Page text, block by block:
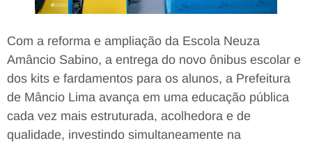
Com a reforma e ampliação da Escola Neuza
Amâncio Sabino, a entrega do novo ônibus escolar e
dos kits e fardamentos para os alunos, a Prefeitura
de Mâncio Lima avança em uma educação pública
cada vez mais estruturada, acolhedora e de
qualidade, investindo simultaneamente na